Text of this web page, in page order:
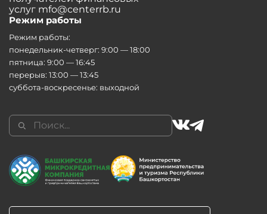
услуг mfo@centerrb.ru
Режим работы
Режим работы:
понедельник-четверг: 9:00 — 18:00
пятница: 9:00 — 16:45
перерыв: 13:00 — 13:45
суббота-воскресенье: выходной